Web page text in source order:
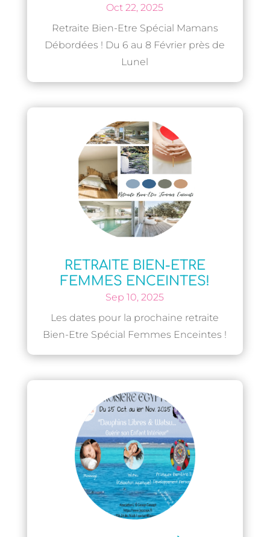
Oct 22, 2025
Retraite Bien-Etre Spécial Mamans
Débordées ! Du 6 au 8 Février près de
Lunel
RETRAITE BIEN-ETRE
FEMMES ENCEINTES!
Sep 10, 2025
Les dates pour la prochaine retraite
Bien-Etre Spécial Femmes Enceintes !